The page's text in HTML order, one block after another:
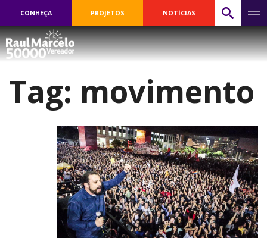
CONHEÇA PROJETOS NOTÍCIAS
Tag: movimento